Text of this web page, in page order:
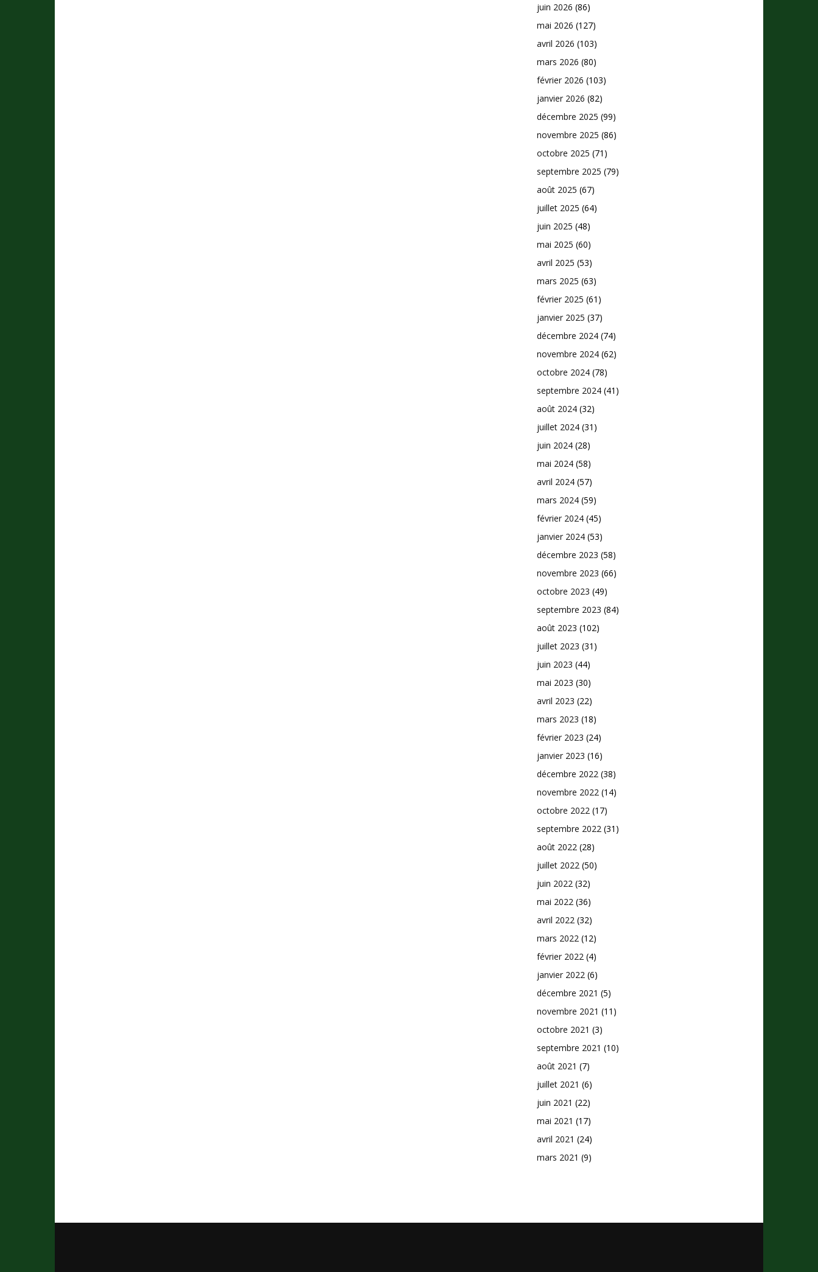
juin 2026 (86)
mai 2026 (127)
avril 2026 (103)
mars 2026 (80)
février 2026 (103)
janvier 2026 (82)
décembre 2025 (99)
novembre 2025 (86)
octobre 2025 (71)
septembre 2025 (79)
août 2025 (67)
juillet 2025 (64)
juin 2025 (48)
mai 2025 (60)
avril 2025 (53)
mars 2025 (63)
février 2025 (61)
janvier 2025 (37)
décembre 2024 (74)
novembre 2024 (62)
octobre 2024 (78)
septembre 2024 (41)
août 2024 (32)
juillet 2024 (31)
juin 2024 (28)
mai 2024 (58)
avril 2024 (57)
mars 2024 (59)
février 2024 (45)
janvier 2024 (53)
décembre 2023 (58)
novembre 2023 (66)
octobre 2023 (49)
septembre 2023 (84)
août 2023 (102)
juillet 2023 (31)
juin 2023 (44)
mai 2023 (30)
avril 2023 (22)
mars 2023 (18)
février 2023 (24)
janvier 2023 (16)
décembre 2022 (38)
novembre 2022 (14)
octobre 2022 (17)
septembre 2022 (31)
août 2022 (28)
juillet 2022 (50)
juin 2022 (32)
mai 2022 (36)
avril 2022 (32)
mars 2022 (12)
février 2022 (4)
janvier 2022 (6)
décembre 2021 (5)
novembre 2021 (11)
octobre 2021 (3)
septembre 2021 (10)
août 2021 (7)
juillet 2021 (6)
juin 2021 (22)
mai 2021 (17)
avril 2021 (24)
mars 2021 (9)